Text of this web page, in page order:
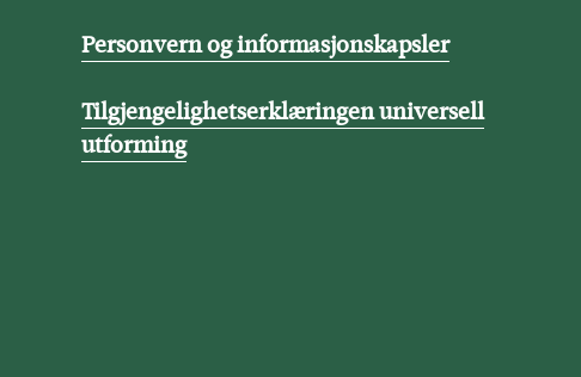
Personvern og informasjonskapsler
Tilgjengelighetserklæringen universell
utforming